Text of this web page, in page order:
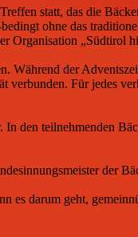
statt, das die
ohne das
Organisation „Südtirol
Während der
verbunden. Für jedes
den teilnehmenden
der
darum geht,